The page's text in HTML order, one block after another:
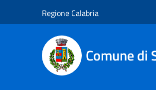
Regione Calabria
Comune di